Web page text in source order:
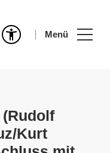
Menü
Kurt